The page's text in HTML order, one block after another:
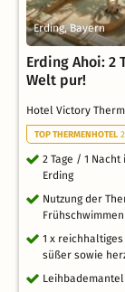
Erding, Bayern
Erding Ahoi: 2
Welt pur!
Hotel Victory
TOP THERMENHOTEL
2 Tage / 1
Erding
Nutzung der
1 x
süßer sowie